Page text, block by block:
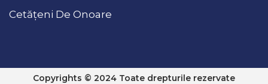
Cetățeni De Onoare
Copyrights © 2024 Toate drepturile rezervate